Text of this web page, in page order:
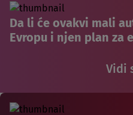
Da li će ovakvi mali
Evropu i njen plan za
Vidi